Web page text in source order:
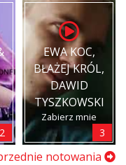
2
EWA KOC,
BŁAŻEJ KRÓL,
DAWID
TYSZKOWSKI
Zabierz mnie
3
notowania